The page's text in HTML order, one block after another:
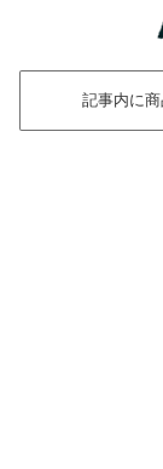
記事内に